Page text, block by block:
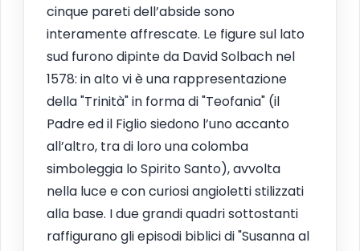
cinque pareti dell’abside sono
interamente affrescate. Le figure sul lato
sud furono dipinte da David Solbach nel
1578: in alto vi è una rappresentazione
della "Trinità" in forma di "Teofania" (il
Padre ed il Figlio siedono l’uno accanto
all’altro, tra di loro una colomba
simboleggia lo Spirito Santo), avvolta
nella luce e con curiosi angioletti stilizzati
alla base. I due grandi quadri sottostanti
raffigurano gli episodi biblici di "Susanna al